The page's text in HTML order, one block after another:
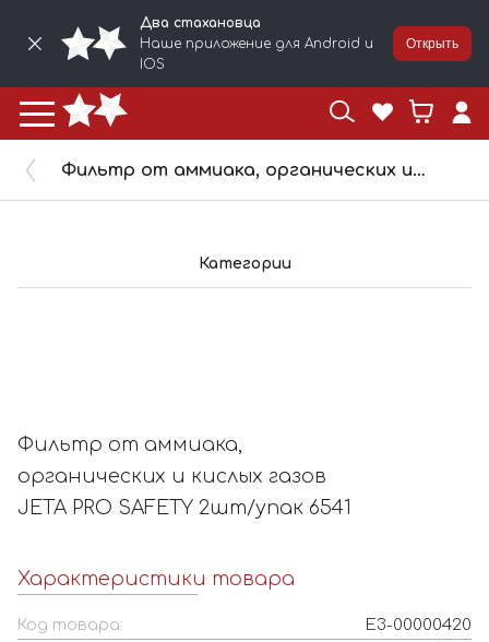
Два стахановца
Наше приложение для Android и
IOS
Открыть
Фильтр от аммиака, органических и кислых газов JETA PRO SAFETY 2шт/упак 6541
Категории
Фильтр от аммиака,
органических и кислых газов
JETA PRO SAFETY 2шт/упак 6541
Характеристики товара
Код товара:
Е3-00000420